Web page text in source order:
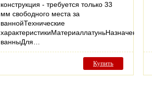
конструкция - требуется только 33
мм свободного места за
ваннойТехнические
характеристикиМатериаллатуньНазначениедля
ванныДля…
Купить